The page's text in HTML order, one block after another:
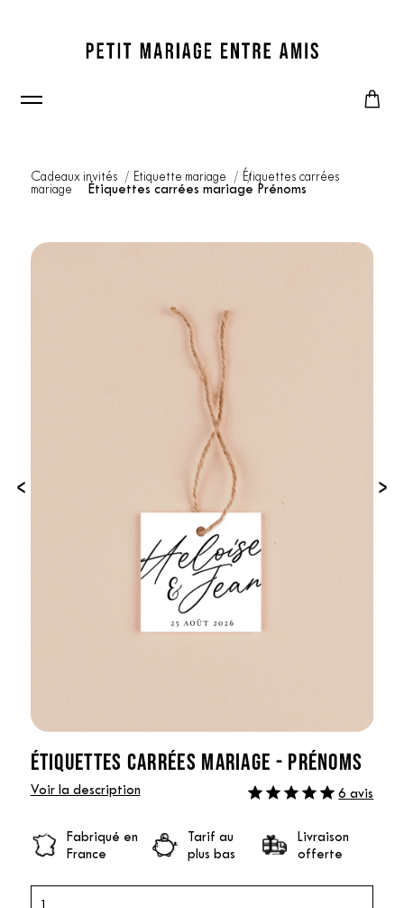
Cadeaux invités Etiquette mariage
Étiquettes carrées
mariage
Étiquettes carrées mariage Prénoms
‹ ›
ÉTIQUETTES CARRÉES MARIAGE - PRÉNOMS
Voir la description 6 avis
Fabriqué en
France
Tarif au
plus bas
Livraison
offerte